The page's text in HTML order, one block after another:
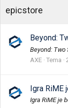
epicstore
Beyond:
Beyond: Two
AXE Tema
Igra RiME
Igra RiME je